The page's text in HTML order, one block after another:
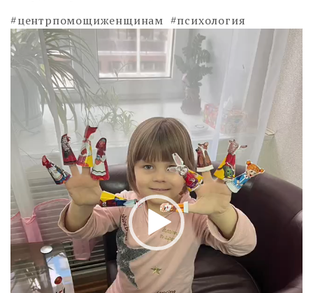
#центрпомощиженщинам #психология
Видеоплеер